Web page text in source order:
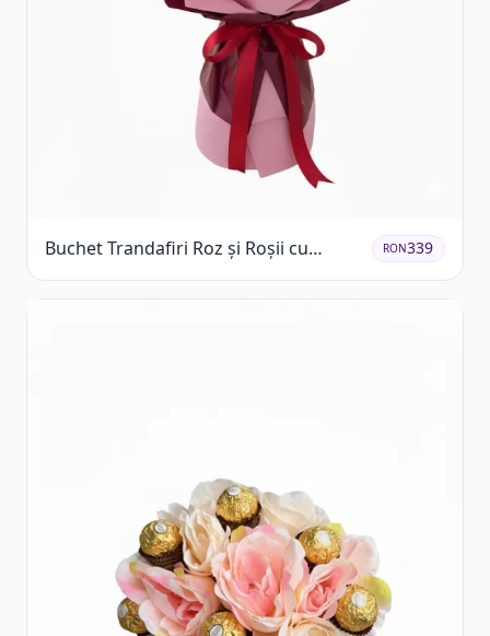
Buchet Trandafiri Roz și Roșii cu
Eucalipt și Gypsophila
RON339